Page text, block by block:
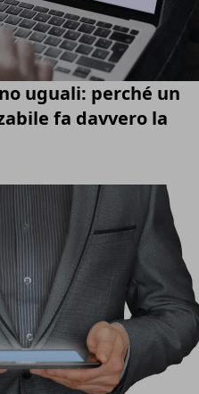
uguali: perché un
fa davvero la